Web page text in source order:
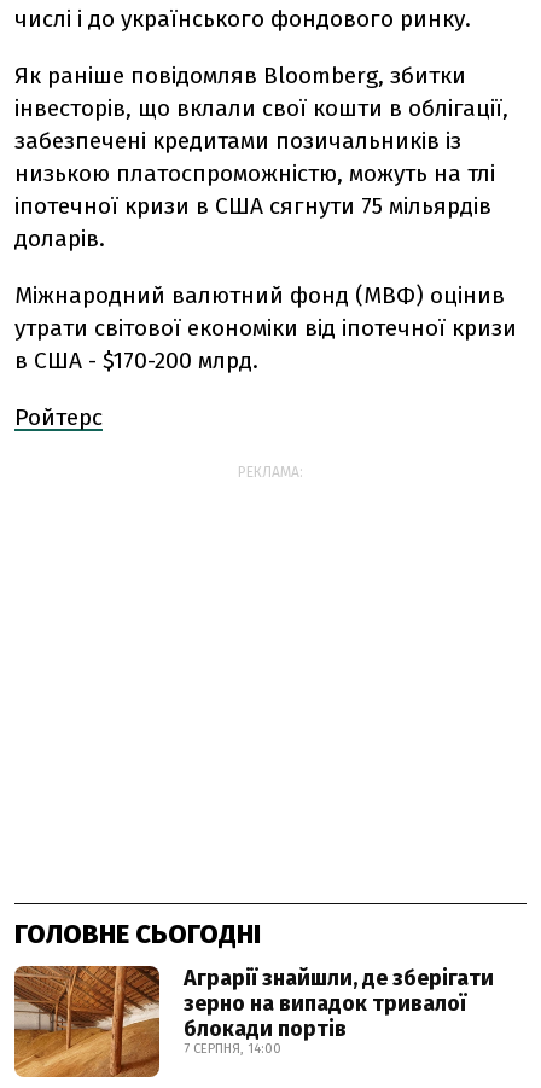
числі і до українського фондового ринку.
Як раніше повідомляв Bloomberg, збитки
інвесторів, що вклали свої кошти в облігації,
забезпечені кредитами позичальників із
низькою платоспроможністю, можуть на тлі
іпотечної кризи в США сягнути 75 мільярдів
доларів.
Міжнародний валютний фонд (МВФ) оцінив
утрати світової економіки від іпотечної кризи
в США - $170-200 млрд.
Ройтерс
РЕКЛАМА:
ГОЛОВНЕ СЬОГОДНІ
Аграрії знайшли, де зберігати
зерно на випадок тривалої
блокади портів
7 СЕРПНЯ, 14:00